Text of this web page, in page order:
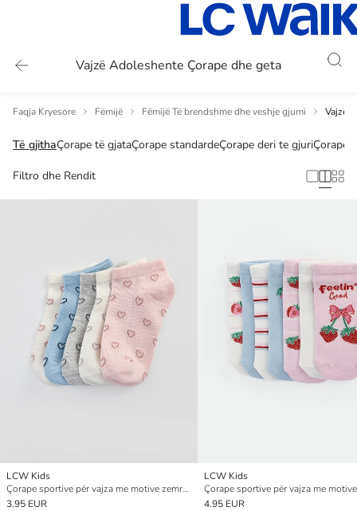
Vajzë Adoleshente Çorape dhe geta
Faqja Kryesore Fëmijë Fëmijë Të brendshme dhe veshje gjumi Vajzë
Të gjithaÇorape të gjataÇorape standardeÇorape deri te gjuriÇorape
Filtro dhe Rendit
LCW Kids
Çorape sportive për vajza me motive zemrash, pesë-pako
3.95 EUR
LCW Kids
4.95 EUR